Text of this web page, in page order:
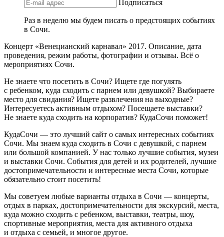
Подписаться
Раз в неделю мы будем писать о предстоящих событиях
в Сочи.
Концерт «Венецианский карнавал» 2017. Описание, дата
проведения, режим работы, фотографии и отзывы. Всё о
мероприятиях Сочи.
Не знаете что посетить в Сочи? Ищете где погулять
с ребенком, куда сходить с парнем или девушкой? Выбираете
место для свидания? Ищете развлечения на выходные?
Интересуетесь активным отдыхом? Посещаете выставки?
Не знаете куда сходить на корпоратив? КудаСочи поможет!
КудаСочи — это лучший сайт о самых интересных событиях
Сочи. Мы знаем куда сходить в Сочи с девушкой, с парнем
или большой компанией. У нас только лучшие события, музеи
и выставки Сочи. События для детей и их родителей, лучшие
достопримечательности и интересные места Сочи, которые
обязательно стоит посетить!
Мы советуем любые варианты отдыха в Сочи — концерты,
отдых в парках, достопримечательности для экскурсий, места,
куда можно сходить с ребенком, выставки, театры, шоу,
спортивные мероприятия, места для активного отдыха
и отдыха с семьей, и многое другое.